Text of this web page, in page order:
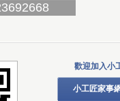
歡迎加入小
小工匠家事